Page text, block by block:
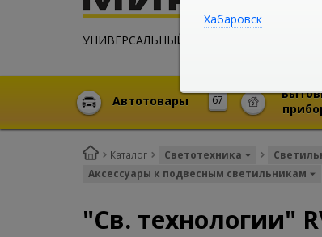
УНИВЕРСАЛЬНЫЙ ИНТЕРНЕТ МАГАЗИН
67
Автотовары
Каталог Светотехника
Аксессуары к подвесным светильникам
"Св. технологии"
Хабаровск